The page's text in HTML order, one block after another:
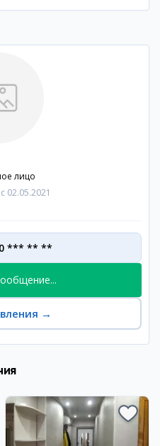
лицо
02.05.2021
*** ** **
→